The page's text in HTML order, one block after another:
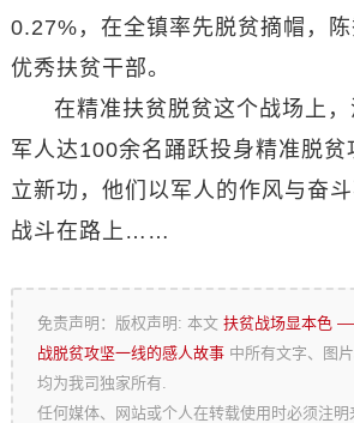
0.27%，在全镇率先脱贫摘帽，
优秀扶贫干部。
在精准扶贫脱贫这个战场上
军人达100余名踊跃投身精准脱贫
立新功，他们以军人的作风与奋
战斗在路上……
免责声明：版权声明: 本文扶贫战场显本色
战脱贫攻坚一线的感人故事 中所有文字、图
均为我司独家所有.
任何媒体、网站或个人在转载使用时必须注明